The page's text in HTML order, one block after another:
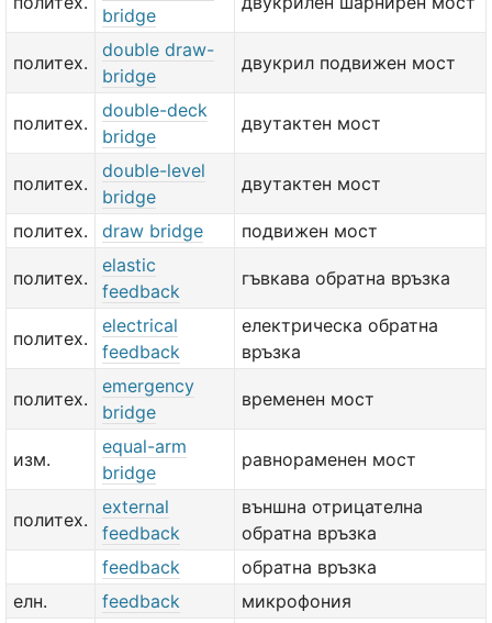
bridge
политех.
double draw-
bridge
двукрил подвижен мост
политех.
double-deck
bridge
двутактен мост
политех.
double-level
bridge
двутактен мост
политех. draw bridge подвижен мост
политех.
elastic
feedback
гъвкава обратна връзка
политех.
electrical
feedback
електрическа обратна
връзка
политех.
emergency
bridge
временен мост
изм.
equal-arm
bridge
равнораменен мост
политех.
external
feedback
външна отрицателна
обратна връзка
feedback
обратна връзка
елн.
feedback микрофония